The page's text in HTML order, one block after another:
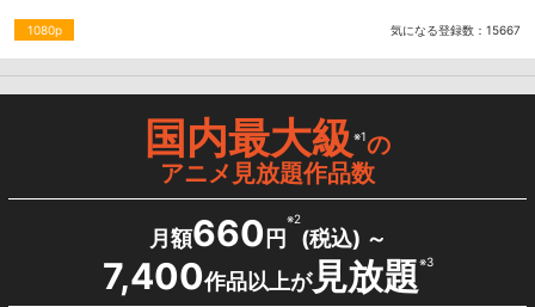
1080p 気になる登録数： 15667
国内最大級※1の
アニメ見放題作品数
月額660 円
※2
(税込) ～
7,400作品以上が見放題※3